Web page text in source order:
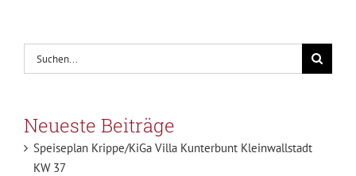
Suche
nach:
Neueste Beiträge
Speiseplan Krippe/KiGa Villa Kunterbunt Kleinwallstadt
KW 37